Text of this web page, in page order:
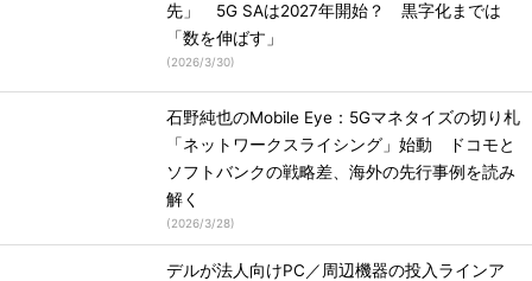
先」 5G SAは2027年開始？ 黒字化までは
「数を伸ばす」
(2026/3/30)
石野純也のMobile Eye：5Gマネタイズの切り札
「ネットワークスライシング」始動 ドコモと
ソフトバンクの戦略差、海外の先行事例を読み
解く
(2026/3/28)
デルが法人向けPC／周辺機器の投入ラインア